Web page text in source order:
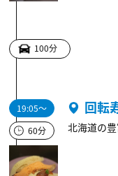
100分
19:05～
60分
回転
北海道の